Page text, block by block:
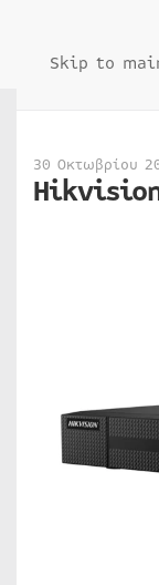
Skip to
30 Οκτωβρίου